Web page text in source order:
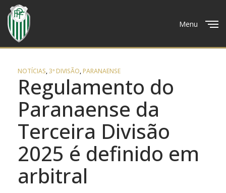
Menu
NOTÍCIAS,3ª DIVISÃO,PARANAENSE
Regulamento do
Paranaense da
Terceira Divisão
2025 é definido em
arbitral